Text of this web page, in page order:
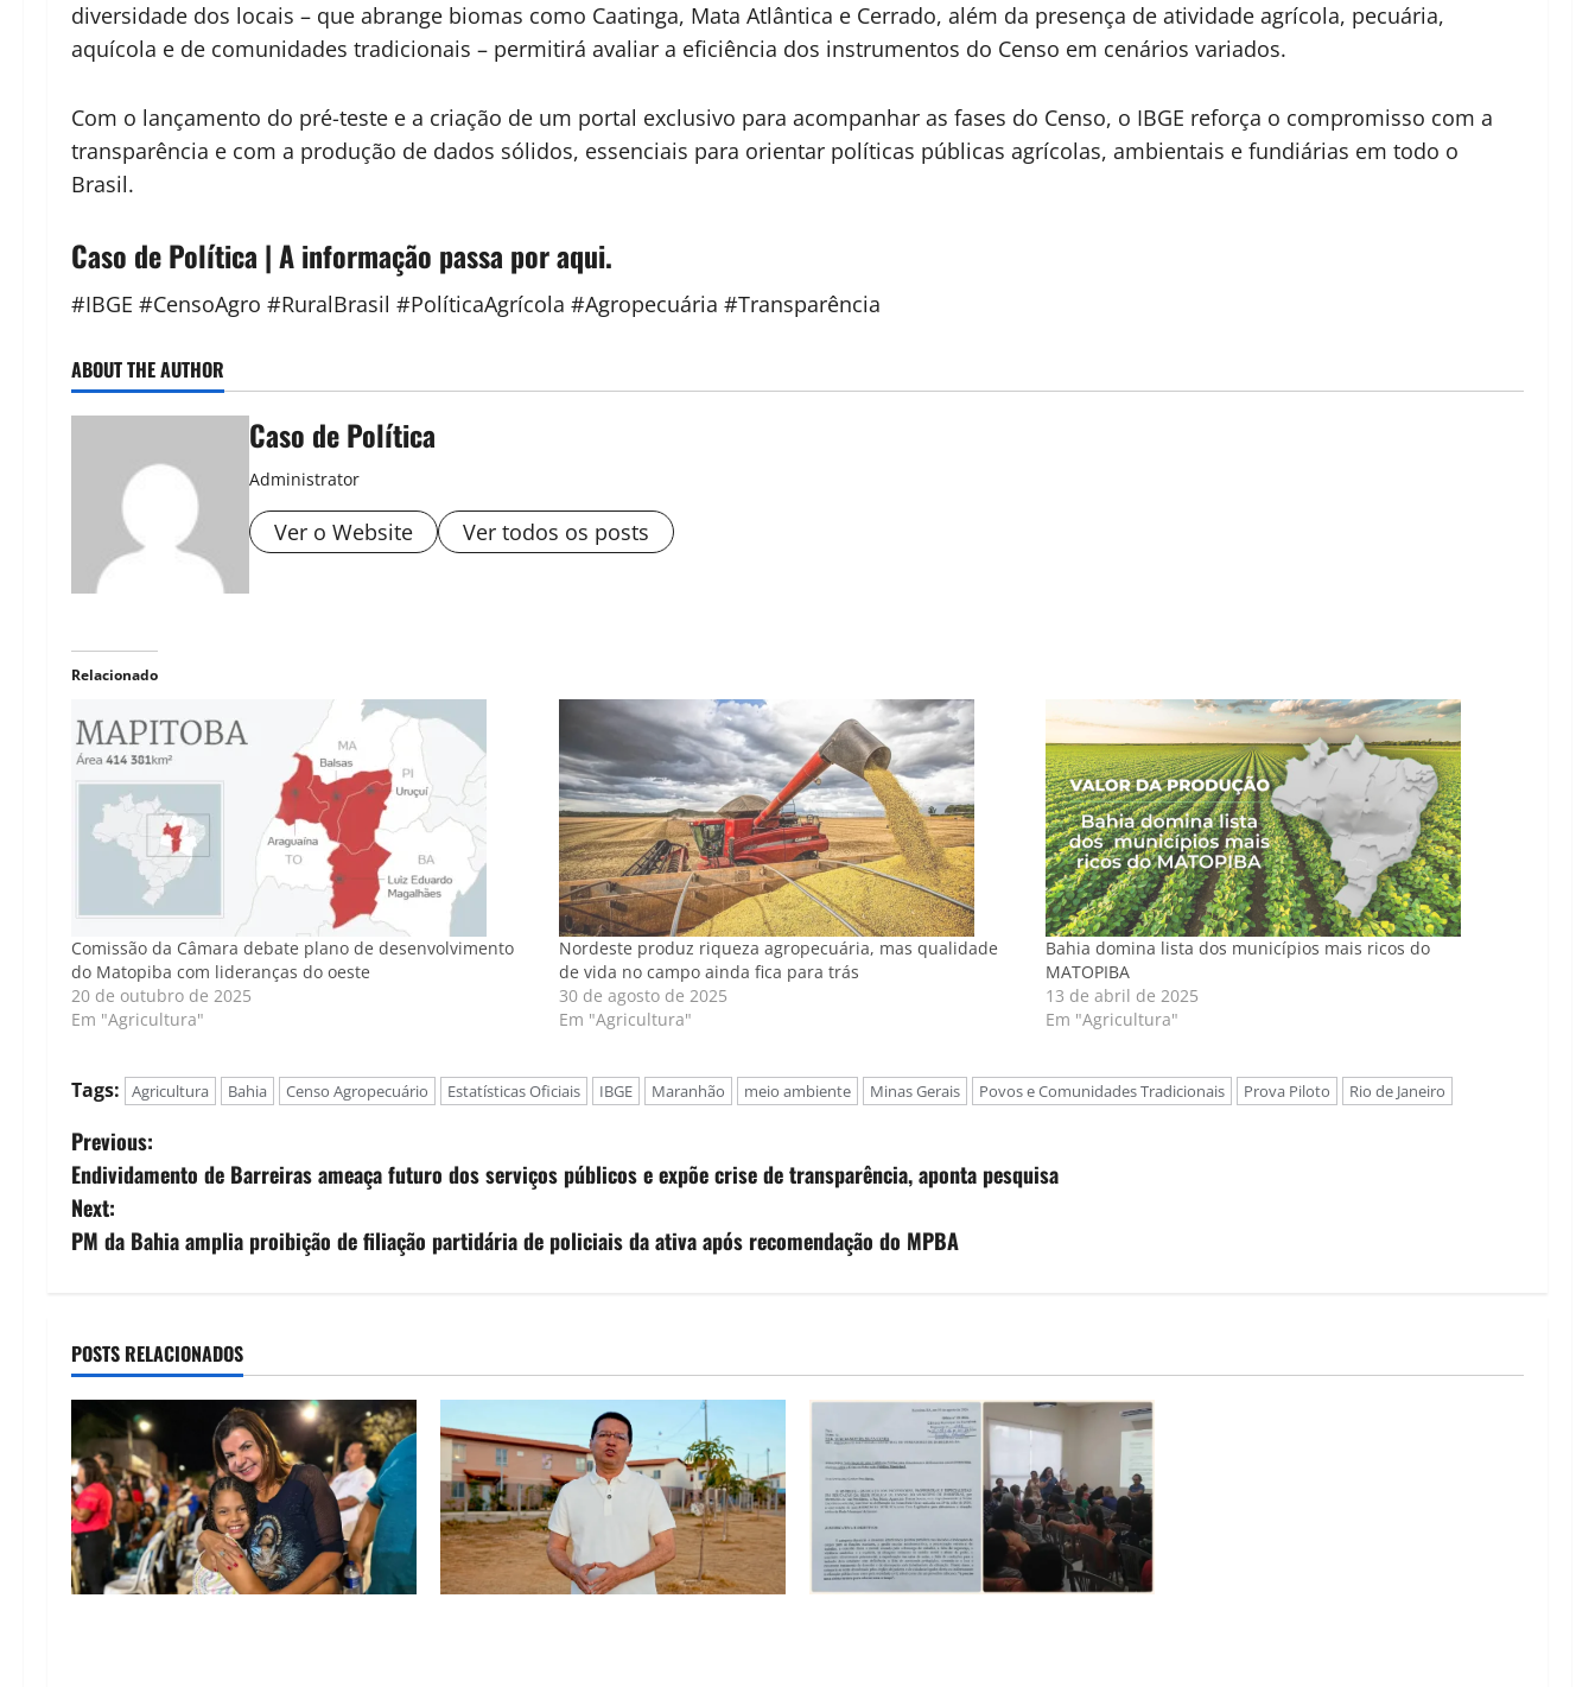
diversidade dos locais – que abrange biomas como Caatinga, Mata Atlântica e Cerrado, além da presença de atividade agrícola, pecuária,
aquícola e de comunidades tradicionais – permitirá avaliar a eficiência dos instrumentos do Censo em cenários variados.
Com o lançamento do pré-teste e a criação de um portal exclusivo para acompanhar as fases do Censo, o IBGE reforça o compromisso com a
transparência e com a produção de dados sólidos, essenciais para orientar políticas públicas agrícolas, ambientais e fundiárias em todo o
Brasil.
Caso de Política | A informação passa por aqui.
#IBGE #CensoAgro #RuralBrasil #PolíticaAgrícola #Agropecuária #Transparência
ABOUT THE AUTHOR
Caso de Política
Administrator
Ver o Website Ver todos os posts
Relacionado
Comissão da Câmara debate plano de desenvolvimento
do Matopiba com lideranças do oeste
20 de outubro de 2025
Em "Agricultura"
Nordeste produz riqueza agropecuária, mas qualidade
de vida no campo ainda fica para trás
30 de agosto de 2025
Em "Agricultura"
Bahia domina lista dos municípios mais ricos do
MATOPIBA
13 de abril de 2025
Em "Agricultura"
Tags: Agricultura Bahia Censo Agropecuário Estatísticas Oficiais IBGE Maranhão meio ambiente Minas Gerais Povos e Comunidades Tradicionais Prova Piloto Rio de Janeiro
P
o
s
n
a
v
i
g
a
Previous:
Endividamento de Barreiras ameaça futuro dos serviços públicos e expõe crise de transparência, aponta pesquisa
Next:
PM da Bahia amplia proibição de filiação partidária de policiais da ativa após recomendação do MPBA
POSTS RELACIONADOS